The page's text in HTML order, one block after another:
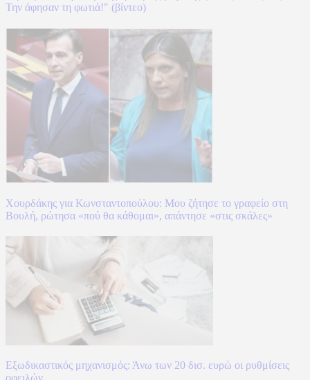
Την άφησαν τη φωτιά!" (βίντεο)
Χουρδάκης για Κωνσταντοπούλου: Μου ζήτησε το γραφείο στη
Βουλή, ρώτησα «πού θα κάθομαι», απάντησε «στις σκάλες»
Εξωδικαστικός μηχανισμός: Άνω των 20 δισ. ευρώ οι ρυθμίσεις
οφειλών